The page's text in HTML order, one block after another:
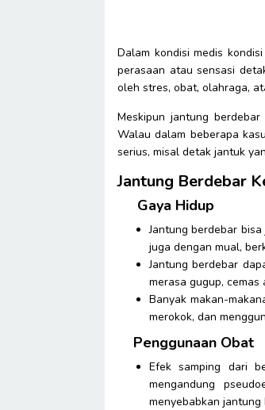
Dalam kondisi medis kondisi
perasaan atau sensasi
oleh stres, obat, olahraga,
Meskipun jantung
Walau dalam beberapa
serius, misal detak jantuk
Jantung Berdebar
Gaya Hidup
Jantung berdebar
juga dengan mual,
Jantung berdebar
merasa gugup,
Banyak makan-
merokok, dan
Penggunaan Obat
Efek samping dari
mengandung
menyebabkan